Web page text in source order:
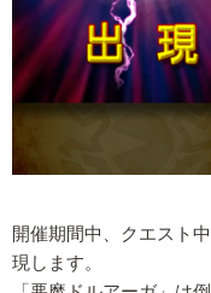
開催期間中、クエスト
現します。